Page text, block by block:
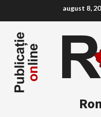
content
august 8,